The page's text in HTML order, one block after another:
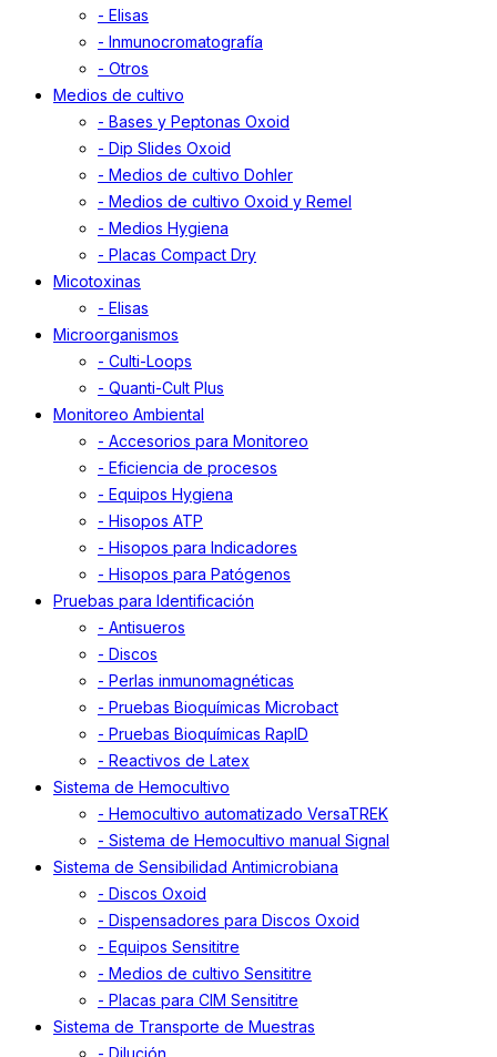
- Elisas
- Inmunocromatografía
- Otros
Medios de cultivo
- Bases y Peptonas Oxoid
- Dip Slides Oxoid
- Medios de cultivo Dohler
- Medios de cultivo Oxoid y Remel
- Medios Hygiena
- Placas Compact Dry
Micotoxinas
- Elisas
Microorganismos
- Culti-Loops
- Quanti-Cult Plus
Monitoreo Ambiental
- Accesorios para Monitoreo
- Eficiencia de procesos
- Equipos Hygiena
- Hisopos ATP
- Hisopos para Indicadores
- Hisopos para Patógenos
Pruebas para Identificación
- Antisueros
- Discos
- Perlas inmunomagnéticas
- Pruebas Bioquímicas Microbact
- Pruebas Bioquímicas RapID
- Reactivos de Latex
Sistema de Hemocultivo
- Hemocultivo automatizado VersaTREK
- Sistema de Hemocultivo manual Signal
Sistema de Sensibilidad Antimicrobiana
- Discos Oxoid
- Dispensadores para Discos Oxoid
- Equipos Sensititre
- Medios de cultivo Sensititre
- Placas para CIM Sensititre
Sistema de Transporte de Muestras